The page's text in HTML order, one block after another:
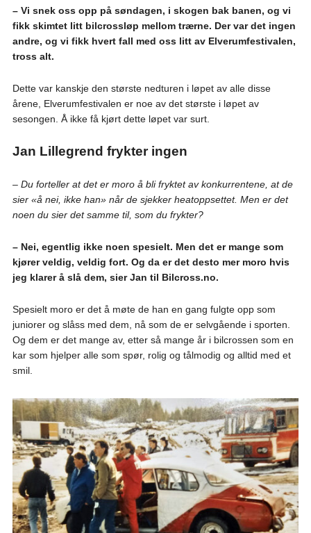
– Vi snek oss opp på søndagen, i skogen bak banen, og vi
fikk skimtet litt bilcrossløp mellom trærne. Der var det ingen
andre, og vi fikk hvert fall med oss litt av Elverumfestivalen,
tross alt.
Dette var kanskje den største nedturen i løpet av alle disse
årene, Elverumfestivalen er noe av det største i løpet av
sesongen. Å ikke få kjørt dette løpet var surt.
Jan Lillegrend frykter ingen
– Du forteller at det er moro å bli fryktet av konkurrentene, at de
sier «å nei, ikke han» når de sjekker heatoppsettet. Men er det
noen du sier det samme til, som du frykter?
– Nei, egentlig ikke noen spesielt. Men det er mange som
kjører veldig, veldig fort. Og da er det desto mer moro hvis
jeg klarer å slå dem, sier Jan til Bilcross.no.
Spesielt moro er det å møte de han en gang fulgte opp som
juniorer og slåss med dem, nå som de er selvgående i sporten.
Og dem er det mange av, etter så mange år i bilcrossen som en
kar som hjelper alle som spør, rolig og tålmodig og alltid med et
smil.